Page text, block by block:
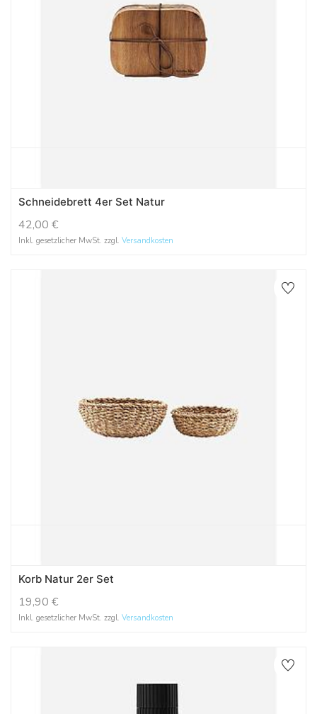
Schneidebrett 4er Set Natur
42,00 €
Inkl. gesetzlicher MwSt. zzgl. Versandkosten
Korb Natur 2er Set
19,90 €
Inkl. gesetzlicher MwSt. zzgl. Versandkosten